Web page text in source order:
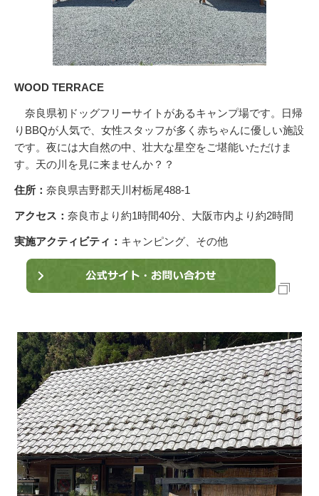
WOOD TERRACE
奈良県初ドッグフリーサイトがあるキャンプ場です。日帰
りBBQが人気で、女性スタッフが多く赤ちゃんに優しい施設
です。夜には大自然の中、壮大な星空をご堪能いただけま
す。天の川を見に来ませんか？？
住所： 奈良県吉野郡天川村栃尾488-1
アクセス： 奈良市より約1時間40分、大阪市内より約2時間
実施アクティビティ： キャンピング、その他